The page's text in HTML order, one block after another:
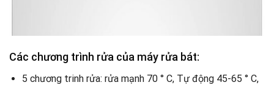
Các chương trình rửa của máy rửa bát:
5 chương trinh rửa: rửa mạnh 70 ° C, Tự động 45-65 ° C,